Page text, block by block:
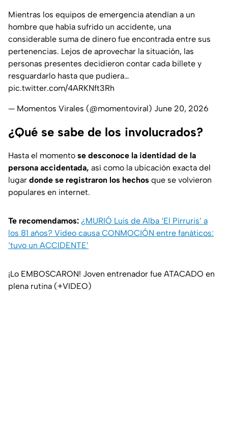
Mientras los equipos de emergencia atendían a un
hombre que había sufrido un accidente, una
considerable suma de dinero fue encontrada entre sus
pertenencias. Lejos de aprovechar la situación, las
personas presentes decidieron contar cada billete y
resguardarlo hasta que pudiera…
pic.twitter.com/4ARKNft3Rh
— Momentos Virales (@momentoviral) June 20, 2026
¿Qué se sabe de los involucrados?
Hasta el momento se desconoce la identidad de la
persona accidentada, así como la ubicación exacta del
lugar donde se registraron los hechos que se volvieron
populares en internet.
Te recomendamos: ¿MURIÓ Luis de Alba ‘El Pirruris’ a
los 81 años? Video causa CONMOCIÓN entre fanáticos:
‘tuvo un ACCIDENTE’
¡Lo EMBOSCARON! Joven entrenador fue ATACADO en
plena rutina (+VIDEO)